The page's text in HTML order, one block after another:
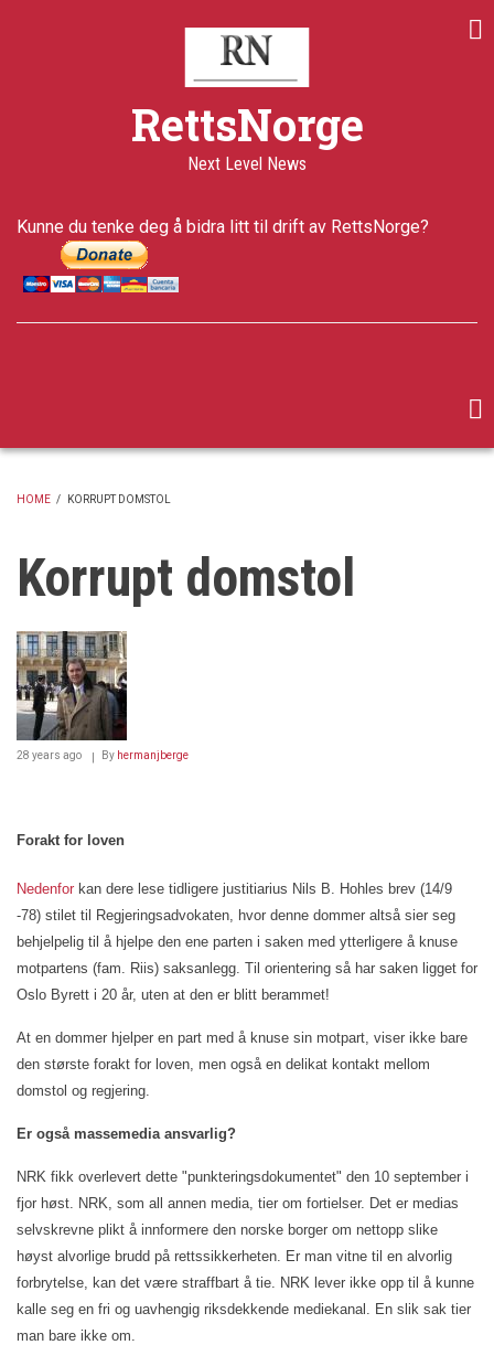
RettsNorge
Next Level News
Kunne du tenke deg å bidra litt til drift av RettsNorge?
HOME / KORRUPT DOMSTOL
Korrupt domstol
28 years ago By hermanjberge
Forakt for loven
Nedenfor kan dere lese tidligere justitiarius Nils B. Hohles brev (14/9
-78) stilet til Regjeringsadvokaten, hvor denne dommer altså sier seg
behjelpelig til å hjelpe den ene parten i saken med ytterligere å knuse
motpartens (fam. Riis) saksanlegg. Til orientering så har saken ligget for
Oslo Byrett i 20 år, uten at den er blitt berammet!
At en dommer hjelper en part med å knuse sin motpart, viser ikke bare
den største forakt for loven, men også en delikat kontakt mellom
domstol og regjering.
Er også massemedia ansvarlig?
NRK fikk overlevert dette "punkteringsdokumentet" den 10 september i
fjor høst. NRK, som all annen media, tier om fortielser. Det er medias
selvskrevne plikt å innformere den norske borger om nettopp slike
høyst alvorlige brudd på rettssikkerheten. Er man vitne til en alvorlig
forbrytelse, kan det være straffbart å tie. NRK lever ikke opp til å kunne
kalle seg en fri og uavhengig riksdekkende mediekanal. En slik sak tier
man bare ikke om.